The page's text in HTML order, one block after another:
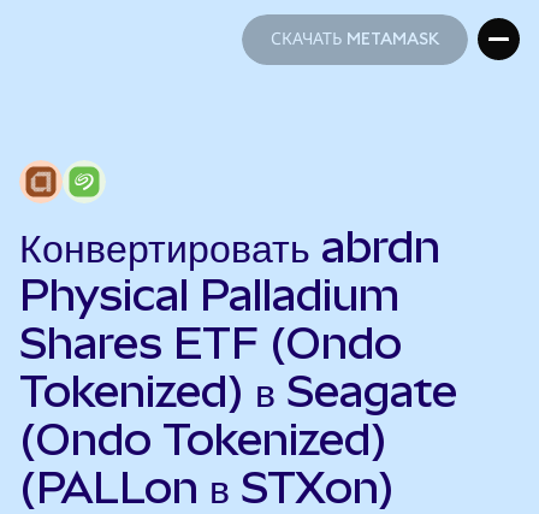
СКАЧАТЬ METAMASK
Конвертировать abrdn
Physical Palladium
Shares ETF (Ondo
Tokenized) в Seagate
(Ondo Tokenized)
(PALLon в STXon)